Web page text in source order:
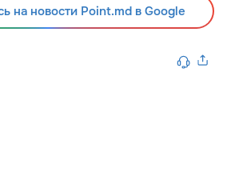
на новости Point.md в Google